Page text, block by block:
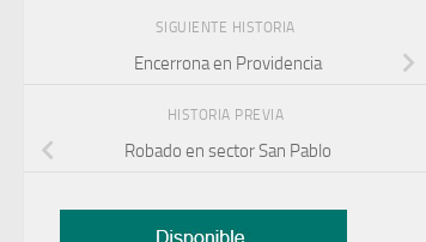
SIGUIENTE HISTORIA
Encerrona en Providencia
HISTORIA PREVIA
Robado en sector San Pablo